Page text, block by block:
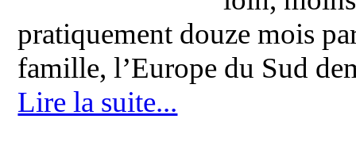
pratiquement douze mois
famille, l’Europe du Sud
Lire la suite...